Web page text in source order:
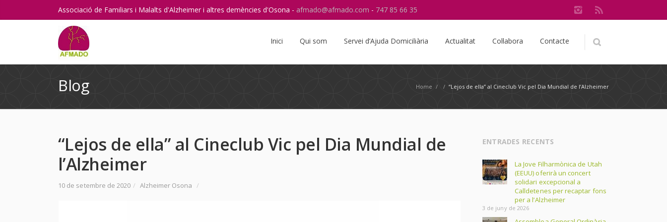
Associació de Familiars i Malalts d'Alzheimer i altres demències d'Osona - afmado@afmado.com - 747 85 66 35
Instagram
RSS
Inici Qui som Servei d’Ajuda Domiciliària Actualitat Col·labora Contacte
Home / / “Lejos de ella” al Cineclub Vic pel Dia Mundial de l’Alzheimer
Blog
“Lejos de ella” al Cineclub Vic pel Dia Mundial de
l’Alzheimer
10 de setembre de 2020 / Alzheimer Osona /
ENTRADES RECENTS
La Jove Filharmònica de Utah
(EEUU) oferirà un concert
solidari excepcional a
Calldetenes per recaptar fons
per a l’Alzheimer
3 de juny de 2026